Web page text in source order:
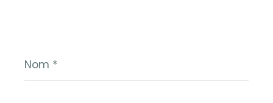
*